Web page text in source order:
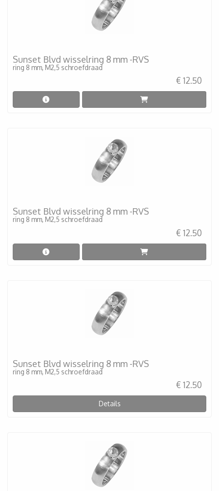
Sunset Blvd wisselring 8 mm -RVS
ring 8 mm, M2,5 schroefdraad
€ 12.50
Sunset Blvd wisselring 8 mm -RVS
ring 8 mm, M2,5 schroefdraad
€ 12.50
Sunset Blvd wisselring 8 mm -RVS
ring 8 mm, M2,5 schroefdraad
€ 12.50
Details